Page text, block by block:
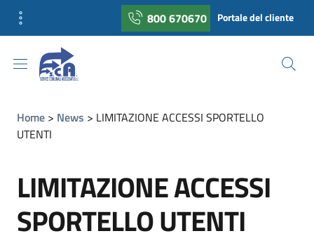
800 670670 Portale del cliente
Home News
LIMITAZIONE ACCESSI SPORTELLO
UTENTI
LIMITAZIONE ACCESSI
SPORTELLO UTENTI